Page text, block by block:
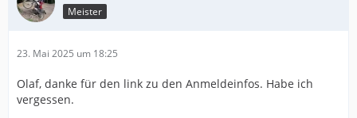
Meister
23. Mai 2025 um 18:25
Olaf, danke für den link zu den Anmeldeinfos. Habe ich
vergessen.